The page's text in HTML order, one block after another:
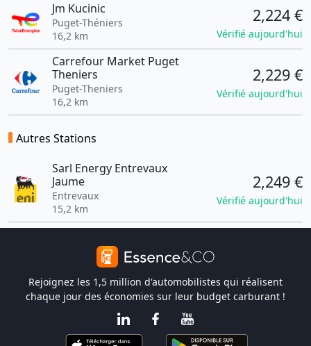
Jm Kucinic
Puget-Théniers
16,2 km
2,224 €
Vérifié aujourd'hui
Carrefour Market Puget
Theniers
Puget-Theniers
16,2 km
2,229 €
Vérifié aujourd'hui
Autres Stations
Sarl Energy Entrevaux
Jaume
Entrevaux
15,2 km
2,249 €
Vérifié aujourd'hui
Rejoignez les 1,5 million d'automobilistes qui réalisent
chaque jour des économies sur leur budget carburant !